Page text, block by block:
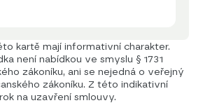
kartě mají informativní charakter.
není nabídkou ve smyslu § 1731
zákoníku, ani se nejedná o veřejný
zákoníku. Z této indikativní
na uzavření smlouvy.